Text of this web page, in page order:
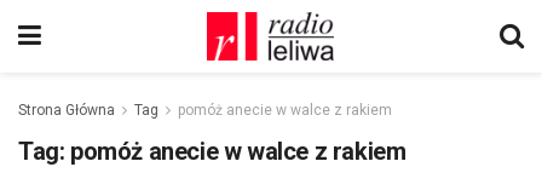
Strona Główna Tag pomóż anecie w walce z rakiem
Tag: pomóż anecie w walce z rakiem